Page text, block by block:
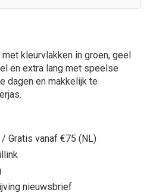
kleurvlakken in groen, geel
en extra lang met speelse
dagen en makkelijk te
Gratis vanaf €75 (NL)
nieuwsbrief